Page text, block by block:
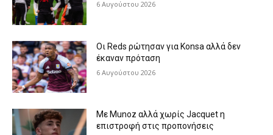
6 Αυγούστου 2026
Οι Reds ρώτησαν για Konsa αλλά δεν
έκαναν πρόταση
6 Αυγούστου 2026
Με Munoz αλλά χωρίς Jacquet η
επιστροφή στις προπονήσεις